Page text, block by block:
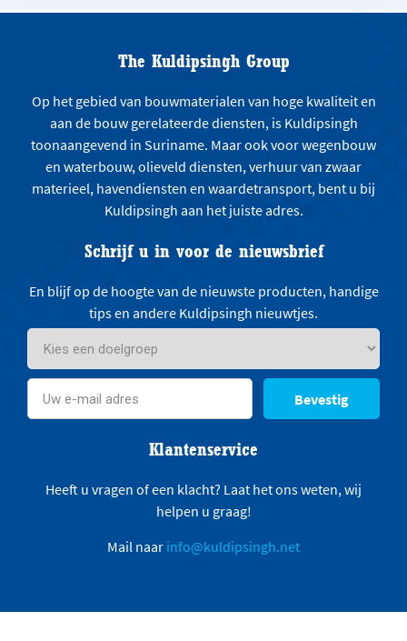
The Kuldipsingh Group
Op het gebied van bouwmaterialen van hoge kwaliteit en
aan de bouw gerelateerde diensten, is Kuldipsingh
toonaangevend in Suriname. Maar ook voor wegenbouw
en waterbouw, olieveld diensten, verhuur van zwaar
materieel, havendiensten en waardetransport, bent u bij
Kuldipsingh aan het juiste adres.
Schrijf u in voor de nieuwsbrief
En blijf op de hoogte van de nieuwste producten, handige
tips en andere Kuldipsingh nieuwtjes.
Bevestig
Klantenservice
Heeft u vragen of een klacht? Laat het ons weten, wij
helpen u graag!
Mail naar info@kuldipsingh.net